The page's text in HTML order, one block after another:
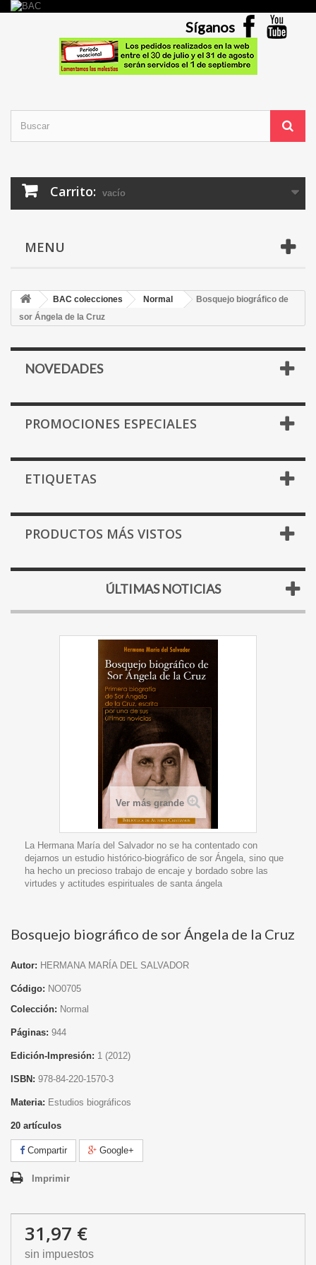
Síganos
Carrito: vacío
MENU
BAC colecciones Normal
Bosquejo biográfico de
sor Ángela de la Cruz
NOVEDADES
PROMOCIONES ESPECIALES
ETIQUETAS
PRODUCTOS MÁS VISTOS
ÚLTIMAS NOTICIAS
Ver más grande
La Hermana María del Salvador no se ha contentado con
dejarnos un estudio histórico-biográfico de sor Ángela, sino que
ha hecho un precioso trabajo de encaje y bordado sobre las
virtudes y actitudes espirituales de santa ángela
Bosquejo biográfico de sor Ángela de la Cruz
Autor: HERMANA MARÍA DEL SALVADOR
Código: NO0705
Colección: Normal
Páginas: 944
Edición-Impresión: 1 (2012)
ISBN: 978-84-220-1570-3
Materia: Estudios biográficos
20 artículos
Compartir Google+
Imprimir
31,97 €
sin impuestos